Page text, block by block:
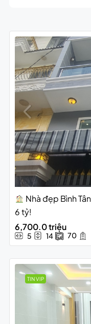
Nhà đẹp Bình
6 tỷ!
6,700.0 triệu
5 14 70
TIN VIP